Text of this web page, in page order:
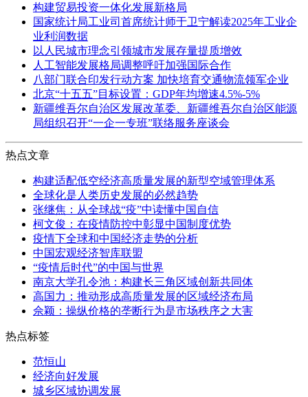
构建贸易投资一体化发展新格局
国家统计局工业司首席统计师于卫宁解读2025年工业企
业利润数据
以人民城市理念引领城市发展存量提质增效
人工智能发展格局调整呼吁加强国际合作
八部门联合印发行动方案 加快培育交通物流领军企业
北京“十五五”目标设置：GDP年均增速4.5%-5%
新疆维吾尔自治区发展改革委、新疆维吾尔自治区能源
局组织召开“一企一专班”联络服务座谈会
热点文章
构建适配低空经济高质量发展的新型空域管理体系
全球化是人类历史发展的必然趋势
张继焦：从全球战“疫”中读懂中国自信
柯文俊：在疫情防控中彰显中国制度优势
疫情下全球和中国经济走势的分析
中国宏观经济智库联盟
“疫情后时代”的中国与世界
南京大学孔令池：构建长三角区域创新共同体
高国力：推动形成高质量发展的区域经济布局
佘颖：操纵价格的垄断行为是市场秩序之大害
热点标签
范恒山
经济向好发展
城乡区域协调发展